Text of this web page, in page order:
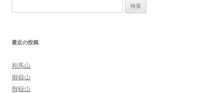
ー
ョ
最近の投稿
相馬山
御嶽山
御嶽山